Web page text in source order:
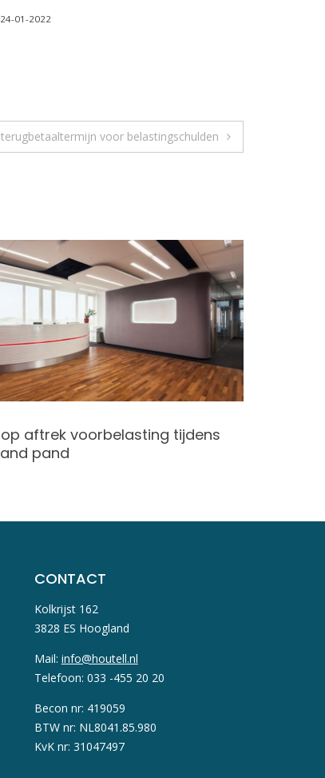
01-2022
voor belastingschulden
aftrek voorbelasting tijdens
pand
CONTACT
Kolkrijst 162
3828 ES Hoogland
Mail: info@houtell.nl
Telefoon: 033 -455 20 20
Becon nr: 419059
BTW nr: NL8041.85.980
KvK nr: 31047497